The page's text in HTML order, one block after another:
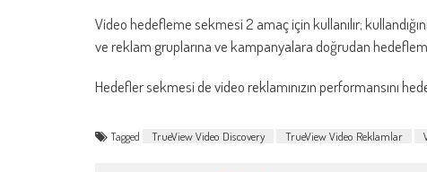
Video hedefleme sekmesi 2 amaç için kullanılır;
ve reklam gruplarına ve kampanyalara doğrudan
Hedefler sekmesi de video reklamınızın performansını
Tagged TrueView Video Discovery TrueView Video Reklamlar